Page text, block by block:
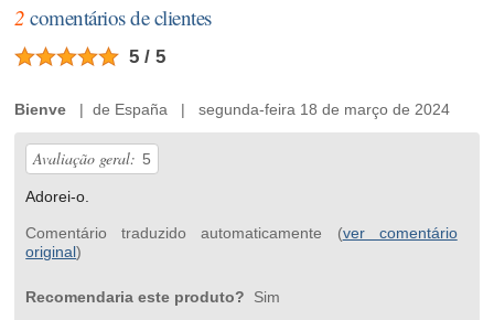
2 comentários de clientes
5 / 5
Bienve | de España | segunda-feira 18 de março de 2024
Avaliação geral: 5
Adorei-o.
Comentário traduzido automaticamente (ver comentário
original)
Recomendaria este produto? Sim